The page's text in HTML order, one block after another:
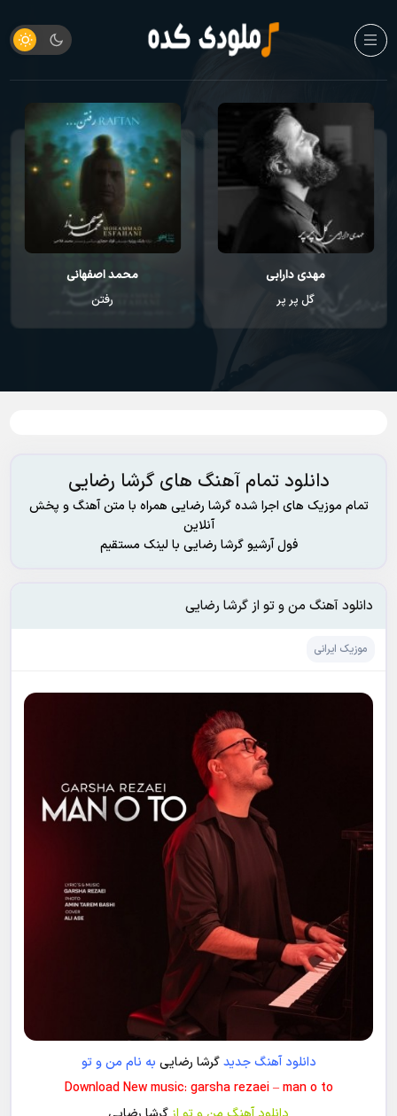
محمد اصفهانی
رفتن
افشین آذری
نفس نفس
دانلود تمام آهنگ های گرشا رضایی
تمام موزیک های اجرا شده گرشا رضایی همراه با متن آهنگ و پخش
آنلاین
فول آرشیو گرشا رضایی با لینک مستقیم
دانلود آهنگ من و تو از گرشا رضایی
موزیک ایرانی
دانلود آهنگ جدیدگرشا رضایی به نام من و تو
Download New music: garsha rezaei – man o to